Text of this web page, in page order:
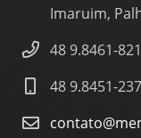
Imaruim,
48 9.8461-
48 9.8451-